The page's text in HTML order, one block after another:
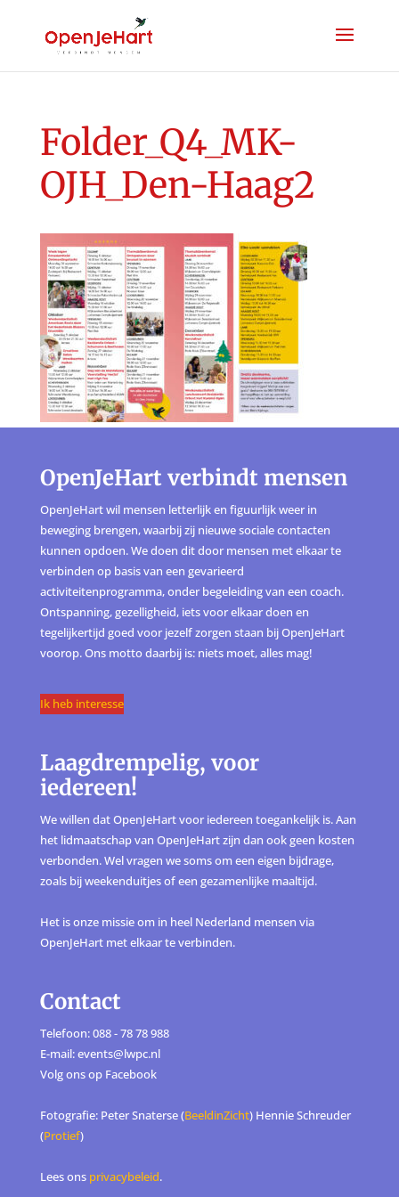
Folder_Q4_MK-
OJH_Den-Haag2
OpenJeHart verbindt mensen
OpenJeHart wil mensen letterlijk en figuurlijk weer in
beweging brengen, waarbij zij nieuwe sociale contacten
kunnen opdoen. We doen dit door mensen met elkaar te
verbinden op basis van een gevarieerd
activiteitenprogramma, onder begeleiding van een coach.
Ontspanning, gezelligheid, iets voor elkaar doen en
tegelijkertijd goed voor jezelf zorgen staan bij OpenJeHart
voorop. Ons motto daarbij is: niets moet, alles mag!
Ik heb interesse
Laagdrempelig, voor
iedereen!
We willen dat OpenJeHart voor iedereen toegankelijk is. Aan
het lidmaatschap van OpenJeHart zijn dan ook geen kosten
verbonden. Wel vragen we soms om een eigen bijdrage,
zoals bij weekenduitjes of een gezamenlijke maaltijd.
Het is onze missie om in heel Nederland mensen via
OpenJeHart met elkaar te verbinden.
Contact
Telefoon: 088 - 78 78 988
E-mail: events@lwpc.nl
Volg ons op Facebook
Fotografie: Peter Snaterse (BeeldinZicht) Hennie Schreuder
(Protief)
Lees ons privacybeleid.